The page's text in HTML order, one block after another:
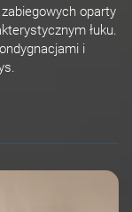
oparty
łuku.
i